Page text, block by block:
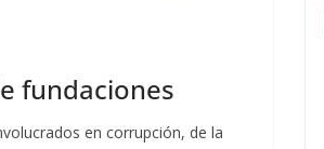
fundaciones
en corrupción, de la